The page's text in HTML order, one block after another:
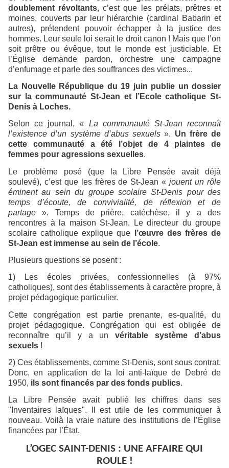
doublement révoltants, c’est que les prélats, prêtres et
moines, couverts par leur hiérarchie (cardinal Babarin et
autres), prétendent pouvoir échapper à la justice des
hommes. Leur seule loi serait le droit canon ! Mais que l’on
soit prêtre ou évêque, tout le monde est justiciable. Et
l’Église demande pardon, orchestre une campagne
d’enfumage et parle des souffrances des victimes...
La Nouvelle République du 19 juin publie un dossier
sur la communauté St-Jean et l’Ecole catholique St-
Denis à Loches.
Selon ce journal, « La communauté St-Jean reconnaît
l’existence d’un système d’abus sexuels ». Un frère de
cette communauté a été l’objet de 4 plaintes de
femmes pour agressions sexuelles.
Le problème posé (que la Libre Pensée avait déjà
soulevé), c’est que les frères de St-Jean «jouent un rôle
éminent au sein du groupe scolaire St-Denis pour des
temps d’écoute, de convivialité, de réflexion et de
partage ». Temps de prière, catéchèse, il y a des
rencontres à la maison St-Jean. Le directeur du groupe
scolaire catholique explique que
l’œuvre des frères de
St-Jean est immense au sein de l’école.
Plusieurs questions se posent :
1) Les écoles privées, confessionnelles (à 97%
catholiques), sont des établissements à caractère propre, à
projet pédagogique particulier.
Cette congrégation est partie prenante, es-qualité, du
projet pédagogique. Congrégation qui est obligée de
reconnaître qu’il y a unvéritable système d’abus
sexuels !
2) Ces établissements, comme St-Denis, sont sous contrat.
Donc, en application de la loi anti-laïque de Debré de
1950, ils sont financés par des fonds publics.
La Libre Pensée avait publié les chiffres dans ses
"Inventaires laïques". Il est utile de les communiquer à
nouveau. Voilà la vraie nature des institutions de l’Église
financées par l’État.
L’OGEC SAINT-DENIS : UNE AFFAIRE QUI
ROULE !